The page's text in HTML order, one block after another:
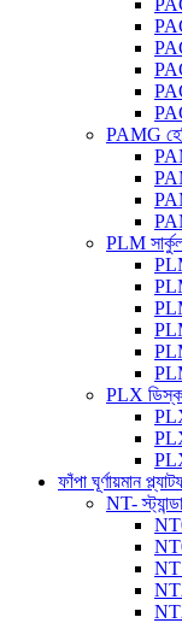
PAMG
PLM
PLX ডিস্ক
ফাঁপা ঘূর্ণায়মান
NT-